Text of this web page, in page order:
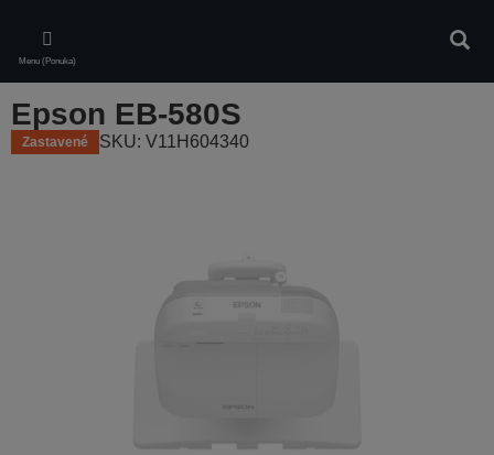
main
content
Menu (Ponuka)
Epson EB-580S
Zastavené SKU: V11H604340